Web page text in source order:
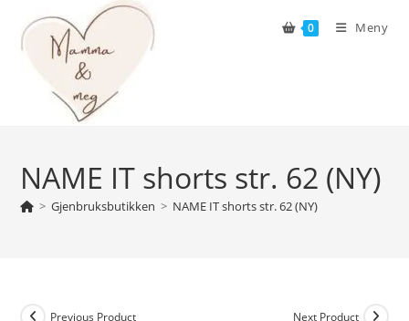
content
0 Meny
NAME IT shorts str. 62 (NY)
> Gjenbruksbutikken > NAME IT shorts str. 62 (NY)
Previous Product Next Product